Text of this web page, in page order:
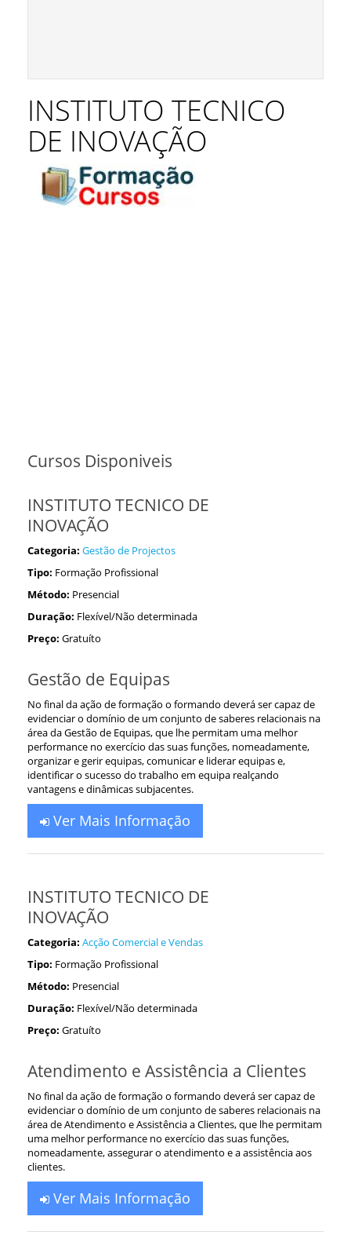
INSTITUTO TECNICO
DE INOVAÇÃO
Cursos Disponiveis
INSTITUTO TECNICO DE
INOVAÇÃO
Categoria: Gestão de Projectos
Tipo: Formação Profissional
Método: Presencial
Duração: Flexível/Não determinada
Preço: Gratuíto
Gestão de Equipas
No final da ação de formação o formando deverá ser capaz de
evidenciar o domínio de um conjunto de saberes relacionais na
área da Gestão de Equipas, que lhe permitam uma melhor
performance no exercício das suas funções, nomeadamente,
organizar e gerir equipas, comunicar e liderar equipas e,
identificar o sucesso do trabalho em equipa realçando
vantagens e dinâmicas subjacentes.
Ver Mais Informação
INSTITUTO TECNICO DE
INOVAÇÃO
Categoria: Acção Comercial e Vendas
Tipo: Formação Profissional
Método: Presencial
Duração: Flexível/Não determinada
Preço: Gratuíto
Atendimento e Assistência a Clientes
No final da ação de formação o formando deverá ser capaz de
evidenciar o domínio de um conjunto de saberes relacionais na
área de Atendimento e Assistência a Clientes, que lhe permitam
uma melhor performance no exercício das suas funções,
nomeadamente, assegurar o atendimento e a assistência aos
clientes.
Ver Mais Informação